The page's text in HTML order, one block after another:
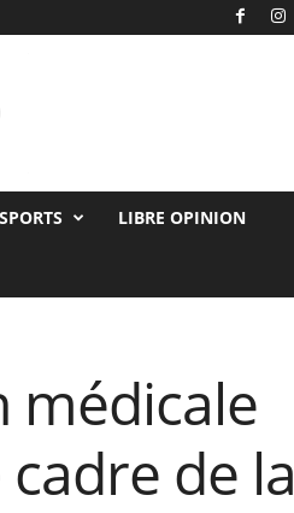
SPORTS LIBRE OPINION
médicale
de la